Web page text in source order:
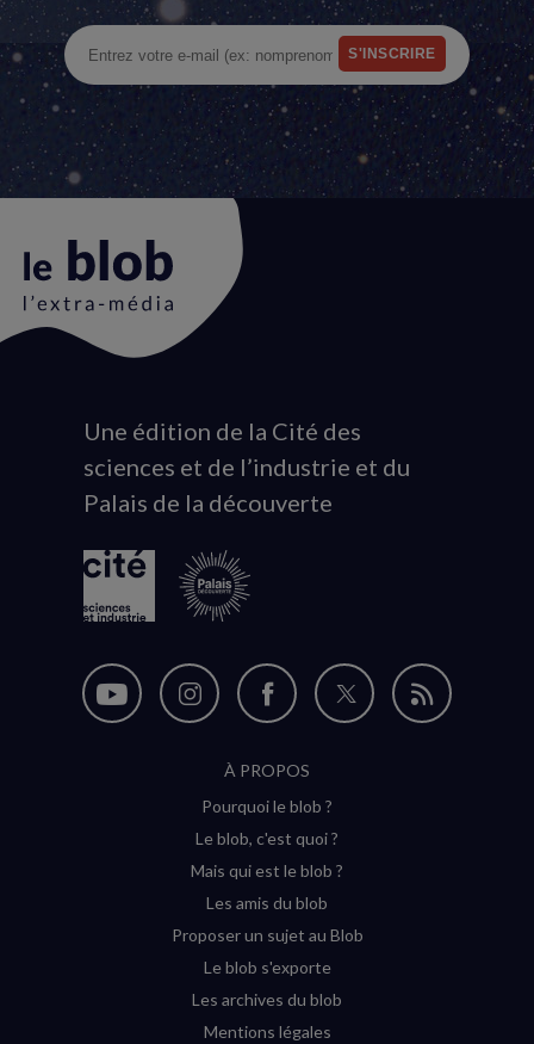
Animation
du
logo
Une édition de la Cité des
sciences et de l’industrie et du
Palais de la découverte
Nous
Nous
Instagram
(nouvelle
Nous
sur
Facebook
(nouvelle
Nous
Flux
À PROPOS
Pourquoi le blob ?
Le blob, c'est quoi ?
Mais qui est le blob ?
Les amis du blob
Proposer un sujet au Blob
Le blob s'exporte
Les archives du blob
Mentions légales